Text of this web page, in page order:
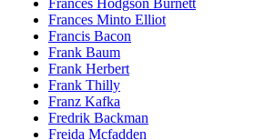
Frances Hodgson Burnett
Frances Minto Elliot
Francis Bacon
Frank Baum
Frank Herbert
Frank Thilly
Franz Kafka
Fredrik Backman
Freida Mcfadden